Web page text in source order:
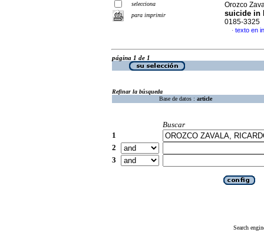
selecciona
para imprimir
Orozco
suicide in
0185-3325
· texto en
página 1 de 1
Refinar la búsqueda
Base de datos : article
Buscar
1
2
3
Search